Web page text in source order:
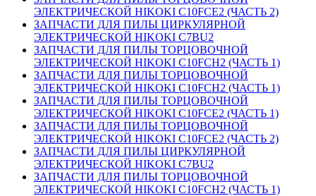
ЭЛЕКТРИЧЕСКОЙ HIKOKI C10FCE2 (ЧАСТЬ 2)
ЗАПЧАСТИ ДЛЯ ПИЛЫ ЦИРКУЛЯРНОЙ
ЭЛЕКТРИЧЕСКОЙ HIKOKI C7BU2
ЗАПЧАСТИ ДЛЯ ПИЛЫ ТОРЦОВОЧНОЙ
ЭЛЕКТРИЧЕСКОЙ HIKOKI C10FCH2 (ЧАСТЬ 1)
ЗАПЧАСТИ ДЛЯ ПИЛЫ ТОРЦОВОЧНОЙ
ЭЛЕКТРИЧЕСКОЙ HIKOKI C10FCH2 (ЧАСТЬ 1)
ЗАПЧАСТИ ДЛЯ ПИЛЫ ТОРЦОВОЧНОЙ
ЭЛЕКТРИЧЕСКОЙ HIKOKI C10FCE2 (ЧАСТЬ 1)
ЗАПЧАСТИ ДЛЯ ПИЛЫ ТОРЦОВОЧНОЙ
ЭЛЕКТРИЧЕСКОЙ HIKOKI C10FCE2 (ЧАСТЬ 2)
ЗАПЧАСТИ ДЛЯ ПИЛЫ ЦИРКУЛЯРНОЙ
ЭЛЕКТРИЧЕСКОЙ HIKOKI C7BU2
ЗАПЧАСТИ ДЛЯ ПИЛЫ ТОРЦОВОЧНОЙ
ЭЛЕКТРИЧЕСКОЙ HIKOKI C10FCH2 (ЧАСТЬ 1)